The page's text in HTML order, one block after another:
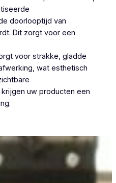
doorlooptijd van
Dit zorgt voor een
voor strakke, gladde
wat esthetisch
uw producten een